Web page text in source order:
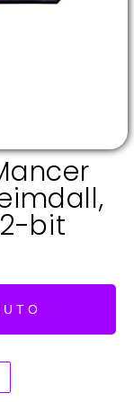
bit